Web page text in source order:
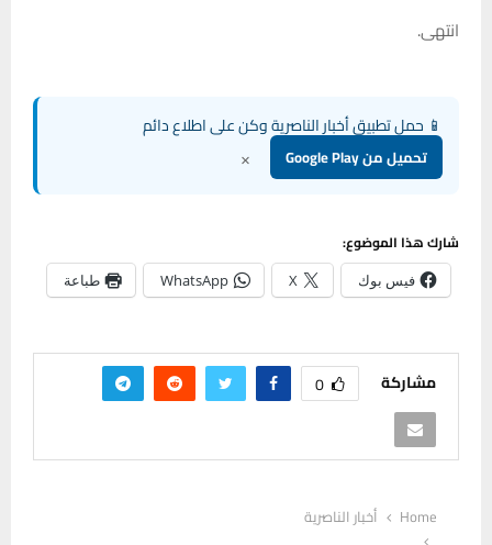
انتهى.
📱 حمل تطبيق أخبار الناصرية وكن على اطلاع دائم
تحميل من Google Play ×
شارك هذا الموضوع:
فيس بوك X
WhatsApp طباعة
مشاركة 0
Home
أخبار الناصرية